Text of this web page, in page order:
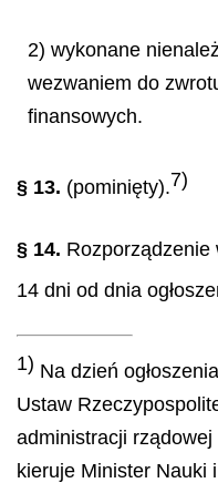
2) wykonane
wezwaniem do
finansowych.
§ 13. (pominięty).7)
§ 14. Rozporządzenie
14 dni od dnia
1) Na dzień
Ustaw
administracji
kieruje Minister Nauki